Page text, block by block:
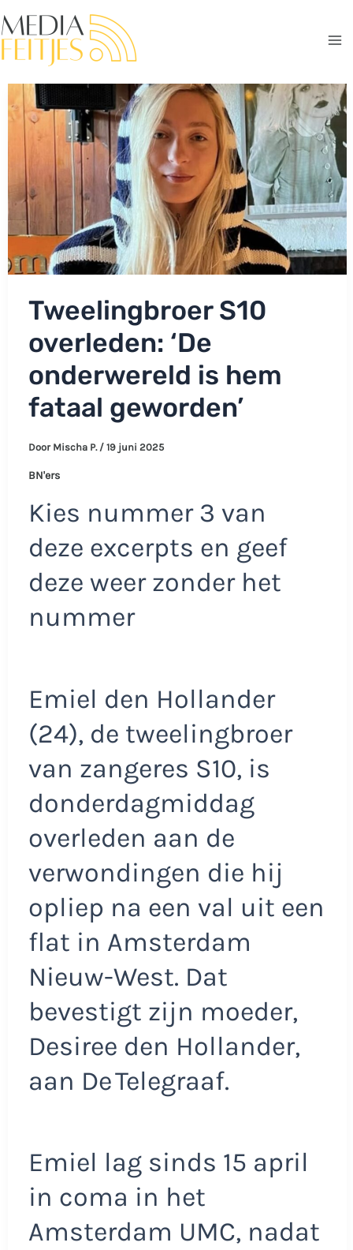
naar
de
Tweelingbroer S10
overleden: ‘De
onderwereld is hem
fataal geworden’
Door Mischa P. / 19 juni 2025
BN'ers
Kies nummer 3 van
deze excerpts en geef
deze weer zonder het
nummer
Emiel den Hollander
(24), de tweelingbroer
van zangeres S10, is
donderdagmiddag
overleden aan de
verwondingen die hij
opliep na een val uit een
flat in Amsterdam
Nieuw-West. Dat
bevestigt zijn moeder,
Desiree den Hollander,
aan De Telegraaf.
Emiel lag sinds 15 april
in coma in het
Amsterdam UMC, nadat